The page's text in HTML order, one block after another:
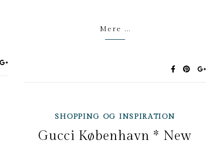
Mere ...
SHOPPING OG INSPIRATION
Gucci København * New